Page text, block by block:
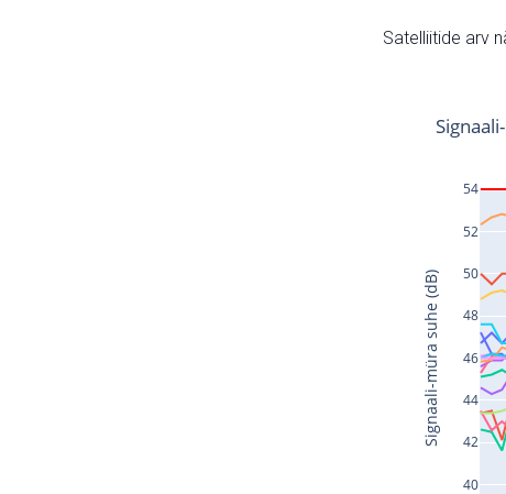
Satelliitide arv